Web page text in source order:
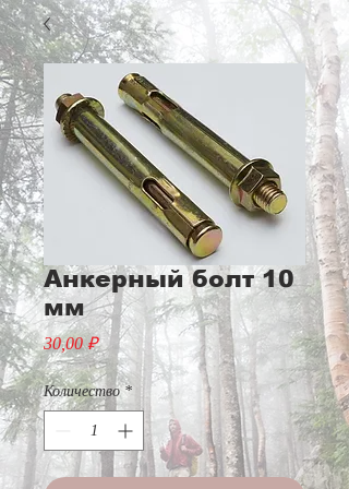
Анкерный болт 10
мм
30,00 ₽Цена
Количество *